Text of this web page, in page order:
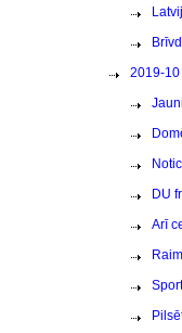
2019-10
DU
Arī